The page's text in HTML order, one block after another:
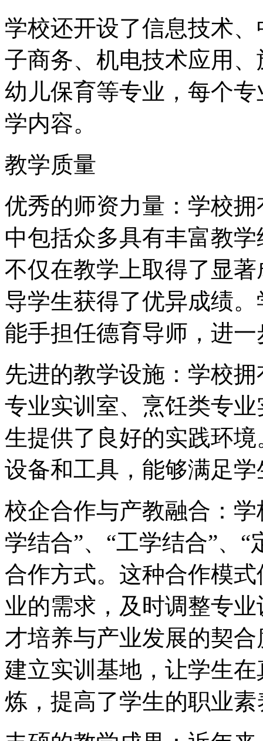
学校还开设了信息技术
子商务、机电技术应用
幼儿保育等专业，每个
学内容。
教学质量
优秀的师资力量：学校
中包括众多具有丰富教
不仅在教学上取得了显
导学生获得了优异成绩
能手担任德育导师，进
先进的教学设施：学校
专业实训室、烹饪类专
生提供了良好的实践环
设备和工具，能够满足
校企合作与产教融合：
学结合”、“工学结合”、
合作方式。这种合作模
业的需求，及时调整专
才培养与产业发展的契
建立实训基地，让学生
炼，提高了学生的职业